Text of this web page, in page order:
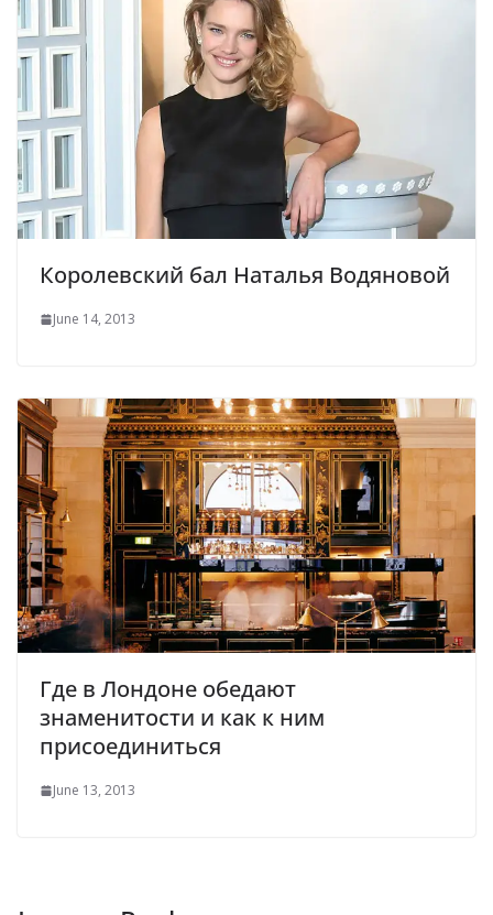
Королевский бал Наталья Водяновой
June 14, 2013
Где в Лондоне обедают
знаменитости и как к ним
присоединиться
June 13, 2013